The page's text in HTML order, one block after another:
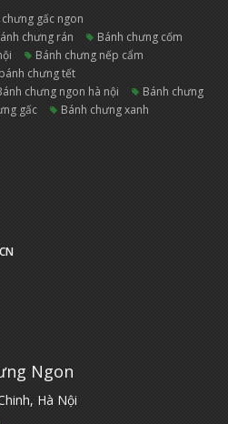
chưng gấc ngon
bánh chưng rán
bánh chưng cốm
bánh chưng nếp cẩm
bánh chưng tết
bánh chưng ngon hà nội
bánh chưng
gấc
bánh chưng xanh
Ngon
Hà Nội